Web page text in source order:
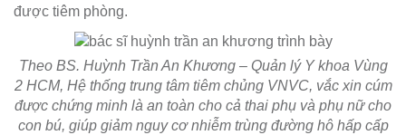
được tiêm phòng.
Theo BS. Huỳnh Trần An Khương – Quản lý Y khoa Vùng
2 HCM, Hệ thống trung tâm tiêm chủng VNVC, vắc xin cúm
được chứng minh là an toàn cho cả thai phụ và phụ nữ cho
con bú, giúp giảm nguy cơ nhiễm trùng đường hô hấp cấp